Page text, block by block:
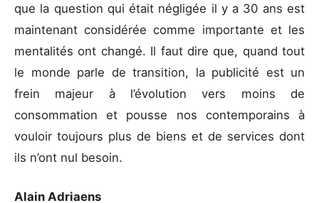
que la question qui était négligée il y a 30 ans est
maintenant considérée comme importante et les
mentalités ont changé. Il faut dire que, quand tout
le monde parle de transition, la publicité est un
frein majeur à l’évolution vers moins de
consommation et pousse nos contemporains à
vouloir toujours plus de biens et de services dont
ils n’ont nul besoin.
Alain Adriaens